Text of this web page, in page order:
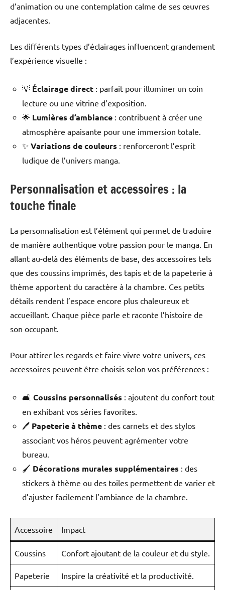
d’animation ou une contemplation calme de ses œuvres
adjacentes.
Les différents types d’éclairages influencent grandement
l’expérience visuelle :
💡 Éclairage direct : parfait pour illuminer un coin
lecture ou une vitrine d’exposition.
🌟 Lumières d’ambiance : contribuent à créer une
atmosphère apaisante pour une immersion totale.
✨ Variations de couleurs : renforceront l’esprit
ludique de l’univers manga.
Personnalisation et accessoires : la
touche finale
La personnalisation est l’élément qui permet de traduire
de manière authentique votre passion pour le manga. En
allant au-delà des éléments de base, des accessoires tels
que des coussins imprimés, des tapis et de la papeterie à
thème apportent du caractère à la chambre. Ces petits
détails rendent l’espace encore plus chaleureux et
accueillant. Chaque pièce parle et raconte l’histoire de
son occupant.
Pour attirer les regards et faire vivre votre univers, ces
accessoires peuvent être choisis selon vos préférences :
🛋️ Coussins personnalisés : ajoutent du confort tout
en exhibant vos séries favorites.
🖊️ Papeterie à thème : des carnets et des stylos
associant vos héros peuvent agrémenter votre
bureau.
🖌️ Décorations murales supplémentaires : des
stickers à thème ou des toiles permettent de varier et
d’ajuster facilement l’ambiance de la chambre.
Accessoire Impact
Coussins Confort ajoutant de la couleur et du style.
Papeterie Inspire la créativité et la productivité.